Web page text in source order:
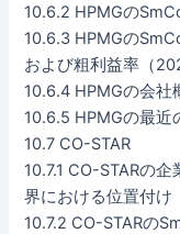
10.6.2 HPMGの
10.6.3 HPMGの
および粗利益率（
10.6.4 HPMGの会社
10.6.5 HPMGの最近
10.7 CO-STAR
10.7.1 CO-STARの
界における位置付け
10.7.2 CO-STARの